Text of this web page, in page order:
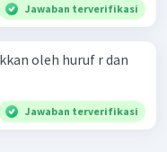
Jawaban terverifikasi
oleh huruf r dan
Jawaban terverifikasi